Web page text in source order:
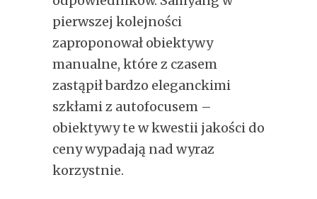
pierwszej kolejności
zaproponował obiektywy
manualne, które z czasem
zastąpił bardzo eleganckimi
szkłami z autofocusem –
obiektywy te w kwestii jakości do
ceny wypadają nad wyraz
korzystnie.